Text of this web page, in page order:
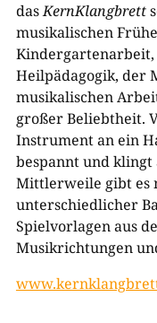
dasKernKlangbrett
musikalischen
Heilpädagogik, der
musikalischen
großer Beliebtheit.
Instrument an ein
bespannt und
Mittlerweile gibt es
unterschiedlicher
Spielvorlagen aus
Musikrichtungen